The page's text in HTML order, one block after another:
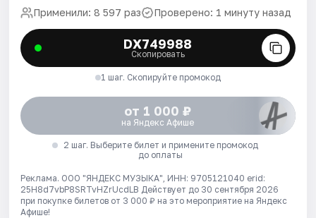
Применили: 8 597 раз Проверено: 1 минуту назад
DX749988
Скопировать
1 шаг. Скопируйте промокод
от 1 000 ₽
на Яндекс Афише
2 шаг. Выберите билет и примените промокод
до оплаты
Реклама. ООО "ЯНДЕКС МУЗЫКА", ИНН: 9705121040 erid:
25H8d7vbP8SRTvHZrUcdLB Действует до 30 сентября 2026
при покупке билетов от 3 000 ₽ на это мероприятие на Яндекс
Афише!